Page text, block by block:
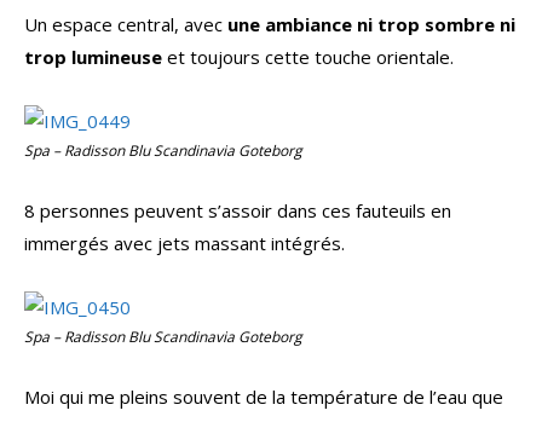
Un espace central, avec une ambiance ni trop sombre ni
trop lumineuse et toujours cette touche orientale.
Spa – Radisson Blu Scandinavia Goteborg
8 personnes peuvent s’assoir dans ces fauteuils en
immergés avec jets massant intégrés.
Spa – Radisson Blu Scandinavia Goteborg
Moi qui me pleins souvent de la température de l’eau que